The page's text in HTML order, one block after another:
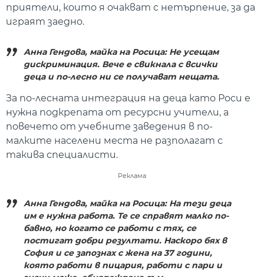
приятели, които я очакват с нетърпение, за да
играят заедно.
Анна Гендова, майка на Росица: Не усещам
дискриминация. Вече е свикнала с всички
деца и по-лесно ни се получават нещата.
За по-лесната интеграция на деца като Роси е
нужна подкрепата от ресурсни учители, а
повечето от учебните заведения в по-
малките населени места не разполагат с
такива специалисти.
Реклама
Анна Гендова, майка на Росица: На тези деца
им е нужна работа. Те се справят малко по-
бавно, но когато се работи с тях, се
постигат добри резултати. Наскоро бях в
София и се запознах с жена на 37 години,
която работи в пицария, работи с пари и